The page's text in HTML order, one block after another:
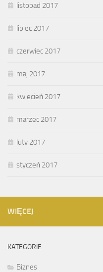
listopad 2017
lipiec 2017
czerwiec 2017
maj 2017
kwiecień 2017
marzec 2017
luty 2017
styczeń 2017
WIĘCEJ
KATEGORIE
Biznes